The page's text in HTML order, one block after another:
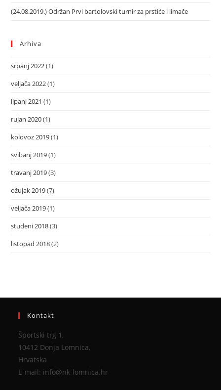
(24.08.2019.) Održan Prvi bartolovski turnir za prstiće i limače
Arhiva
srpanj 2022(1)
veljača 2022(1)
lipanj 2021 (1)
rujan 2020(1)
kolovoz 2019(1)
svibanj 2019(1)
travanj 2019(3)
ožujak 2019(7)
veljača 2019(1)
studeni 2018(3)
listopad 2018(2)
Kontakt
Športski trg 1,
10412 Donja Lomnica,
Hrvatska
E-mail: info@nk-lomnica.hr